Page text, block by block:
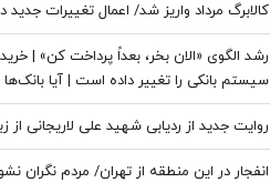
کالابرگ مرداد واریز شد/ اعمال تغییرات جدید
رشد الگوی «الان بخر، بعداً پرداخت کن» | خرید
سیستم بانکی را تغییر داده است | آیا
پرداخت خرد کنار گذاشته می‌شوند؟
روایت جدید از ردیابی شهید علی لاریجانی از
انفجار در این منطقه از تهران/ مردم نگران